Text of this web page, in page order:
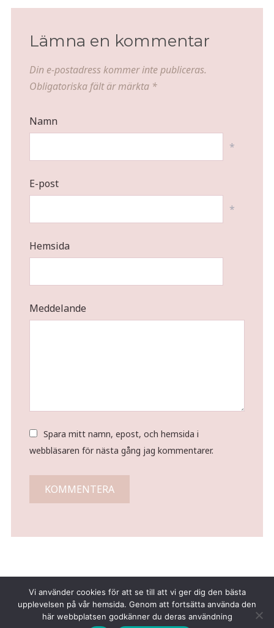
Lämna en kommentar
Din e-postadress kommer inte publiceras.
Obligatoriska fält är märkta *
Namn
*
E-post
*
Hemsida
Meddelande
Spara mitt namn, epost, och hemsida i
webbläsaren för nästa gång jag kommentarer.
Vi använder cookies för att se till att vi ger dig den bästa
upplevelsen på vår hemsida. Genom att fortsätta använda den
här webbplatsen godkänner du deras användning